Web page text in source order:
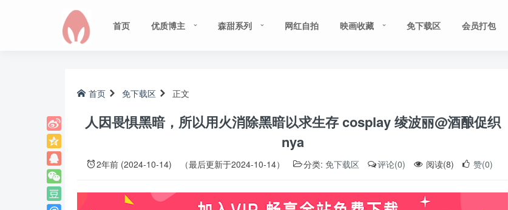
首页 优质博主 森甜系列 网红自拍 映画收藏 免下载区 会员打包
首页 免下载区 正文
人因畏惧黑暗，所以用火消除黑暗以求生存 cosplay 绫波丽@酒酿促织
nya
2年前 (2024-10-14) （最后更新于2024-10-14） 分类: 免下载区 评论(0) 阅读(8) 赞(0)